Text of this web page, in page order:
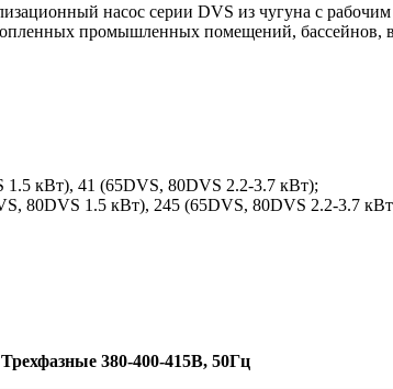
насос серии DVS из чугуна с рабочим
промышленных помещений, бассейнов,
кВт), 41 (65DVS, 80DVS 2.2-3.7 кВт);
80DVS 1.5 кВт), 245 (65DVS, 80DVS 2.2-3.7
Трехфазные 380-400-415В, 50Гц